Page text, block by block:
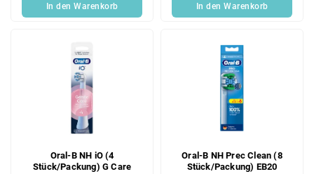
In den Warenkorb In den Warenkorb
Oral-B NH iO (4
Stück/Packung) G Care
Oral-B NH Prec Clean (8
Stück/Packung) EB20